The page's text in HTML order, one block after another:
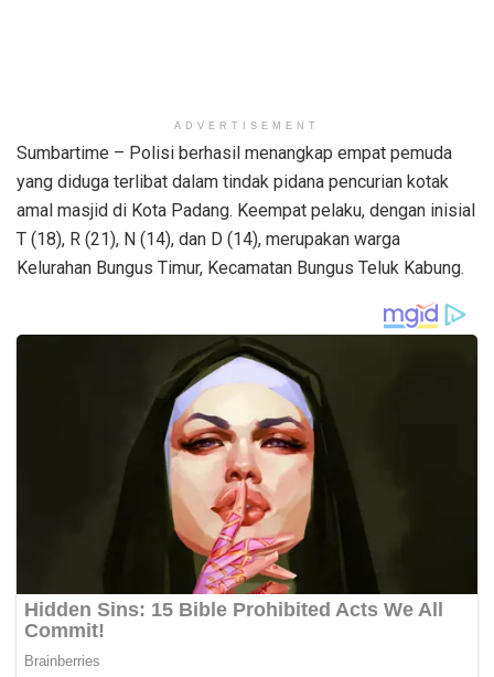
ADVERTISEMENT
Sumbartime – Polisi berhasil menangkap empat pemuda
yang diduga terlibat dalam tindak pidana pencurian kotak
amal masjid di Kota Padang. Keempat pelaku, dengan inisial
T (18), R (21), N (14), dan D (14), merupakan warga
Kelurahan Bungus Timur, Kecamatan Bungus Teluk Kabung.